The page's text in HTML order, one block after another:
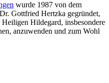
wurde 1987 von dem
Gottfried Hertzka gegründet,
Hildegard, insbesondere
anzuwenden und zum Wohl